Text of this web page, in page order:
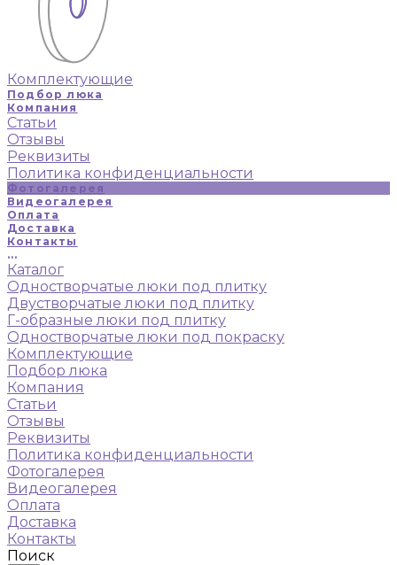
Комплектующие
Подбор люка
Компания
Статьи
Отзывы
Реквизиты
Политика конфиденциальности
Фотогалерея
Видеогалерея
Оплата
Доставка
Контакты
...
Каталог
Одностворчатые люки под плитку
Двустворчатые люки под плитку
Г-образные люки под плитку
Одностворчатые люки под покраску
Комплектующие
Подбор люка
Компания
Статьи
Отзывы
Реквизиты
Политика конфиденциальности
Фотогалерея
Видеогалерея
Оплата
Доставка
Контакты
Поиск